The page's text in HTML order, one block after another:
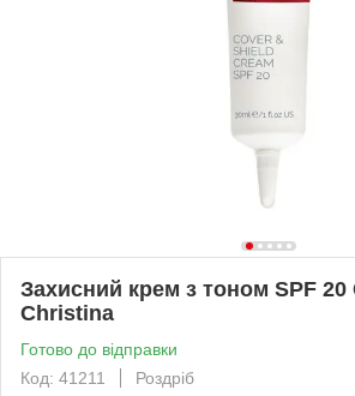
Захисний крем з тоном SPF 20
Christina
Готово до відправки
Код: 41211
Роздріб